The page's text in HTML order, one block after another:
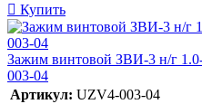
Купить
Зажим винтовой ЗВИ-3 н/г
003-04
Артикул: UZV4-003-04